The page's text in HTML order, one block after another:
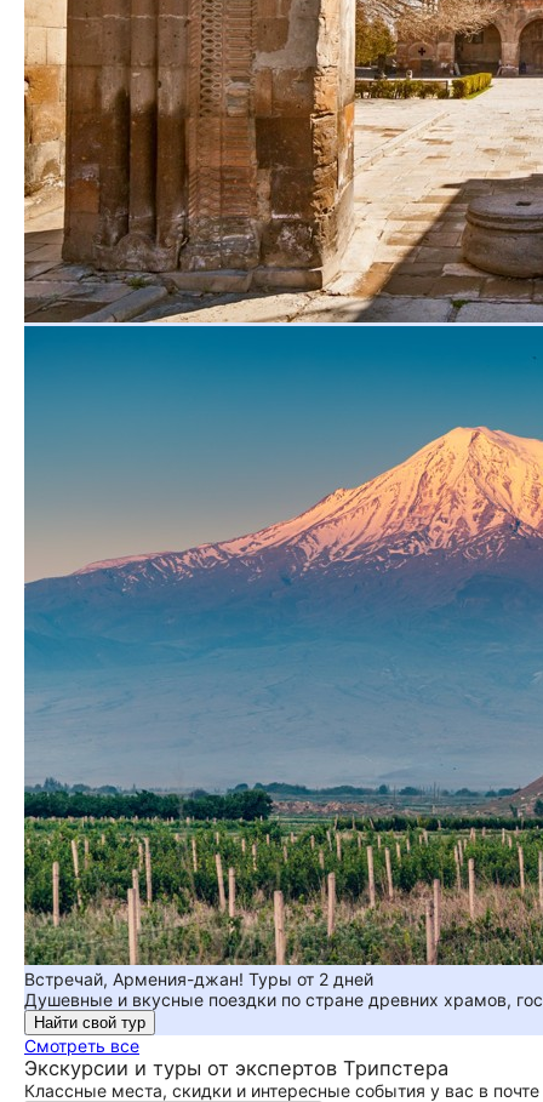
Встречай, Армения-джан! Туры от 2 дней
Душевные и вкусные поездки по стране древних храмов,
Найти свой тур
Смотреть все
Экскурсии и туры от экспертов Трипстера
Классные места, скидки и интересные события у вас в почте